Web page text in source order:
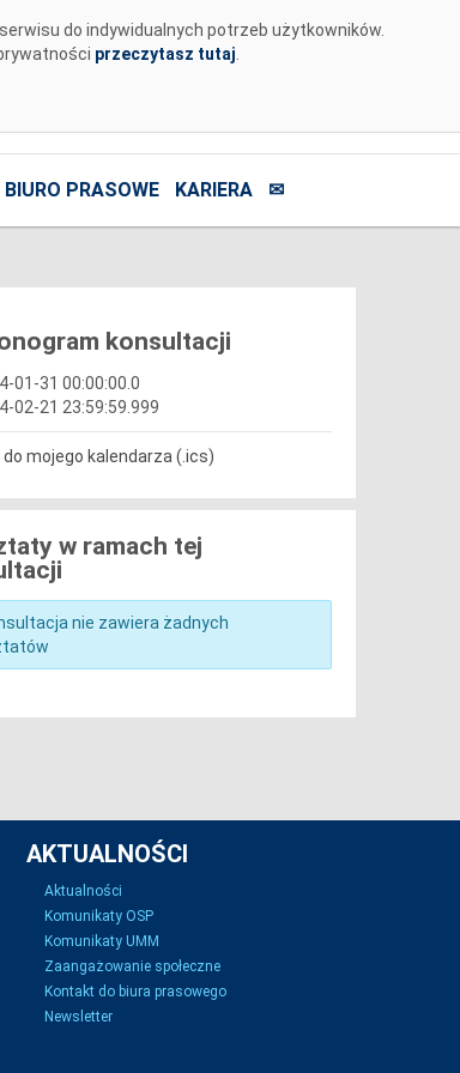
do indywidualnych potrzeb użytkowników.
przeczytasz tutaj
BIURO PRASOWE KARIERA ✉
konsultacji
01-31 00:00:00.0
02-21 23:59:59.999
mojego kalendarza (.ics)
w ramach tej
nie zawiera żadnych
AKTUALNOŚCI
Aktualności
Komunikaty OSP
Komunikaty UMM
Zaangażowanie społeczne
Kontakt do biura prasowego
Newsletter